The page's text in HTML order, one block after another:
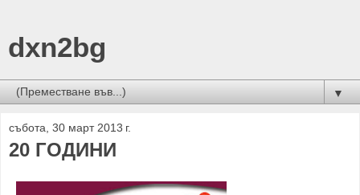
dxn2bg
▼
събота, 30 март 2013 г.
20 ГОДИНИ